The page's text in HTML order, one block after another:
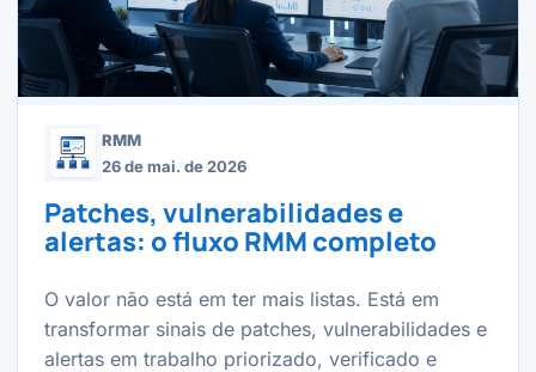
RMM
26 de mai. de 2026
Patches, vulnerabilidades e
alertas: o fluxo RMM completo
O valor não está em ter mais listas. Está em
transformar sinais de patches, vulnerabilidades e
alertas em trabalho priorizado, verificado e